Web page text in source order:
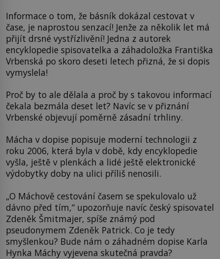
Informace o tom, že básník dokázal cestovat v
čase, je naprostou senzací! Jenže za několik let má
přijít drsné vystřízlivění! Jedna z autorek
encyklopedie spisovatelka a záhadoložka Františka
Vrbenská po skoro deseti letech přizná, že si dopis
vymyslela!
Proč by to ale dělala a proč by s takovou informací
čekala bezmála deset let? Navíc se v přiznání
Vrbenské objevují poměrně zásadní trhliny.
Mácha v dopise popisuje moderní technologii z
roku 2006, která byla v době, kdy encyklopedie
vyšla, ještě v plenkách a lidé ještě elektronické
výdobytky doby na ulici příliš nenosili.
„O Máchově cestování časem se spekulovalo už
dávno před tím,“ upozorňuje navíc český spisovatel
Zdeněk Šmitmajer, spíše známý pod
pseudonymem Zdeněk Patrick. Co je tedy
smyšlenkou? Bude nám o záhadném dopise Karla
Hynka Máchy vyjevena skutečná pravda?